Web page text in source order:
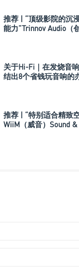
推荐 | “顶级影院的沉
能力”Trinnov Audio（
关于Hi-Fi｜在发烧音
结出8个省钱玩音响的
推荐 | “特别适合精致
WiiM（威音）Sound